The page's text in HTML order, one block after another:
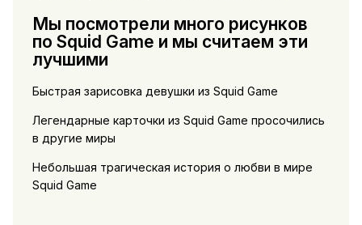
Мы посмотрели много рисунков
по Squid Game и мы считаем эти
лучшими
Быстрая зарисовка девушки из Squid Game
Легендарные карточки из Squid Game просочились
в другие миры
Небольшая трагическая история о любви в мире
Squid Game